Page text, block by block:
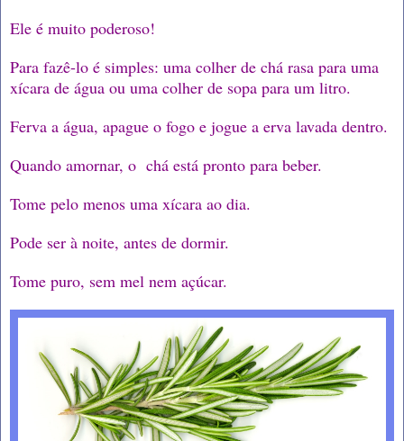
Ele é muito poderoso!
Para fazê-lo é simples: uma colher de chá rasa para uma
xícara de água ou uma colher de sopa para um litro.
Ferva a água, apague o fogo e jogue a erva lavada dentro.
Quando amornar, o chá está pronto para beber.
Tome pelo menos uma xícara ao dia.
Pode ser à noite, antes de dormir.
Tome puro, sem mel nem açúcar.